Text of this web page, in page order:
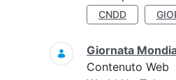
CNDD
Giornata
Contenuto Web